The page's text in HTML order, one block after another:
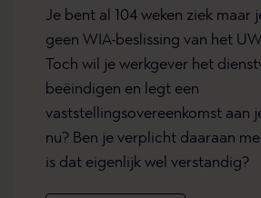
Je bent al 104 weken ziek maar
geen WIA-beslissing van het
Toch wil je werkgever het
beëindigen en legt een
vaststellingsovereenkomst aan
nu? Ben je verplicht daaraan
is dat eigenlijk wel verstandig?